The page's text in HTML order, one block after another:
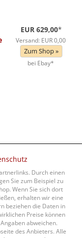
EUR 629,00*
Versand: EUR 0,00
Zum Shop »
bei Ebay*
Durch einen
Sie zum Beispiel zu
Wenn Sie sich dort
erhalten wir eine
beziehen die Daten in
Preise können
abweichen.
des Anbieters. Alle